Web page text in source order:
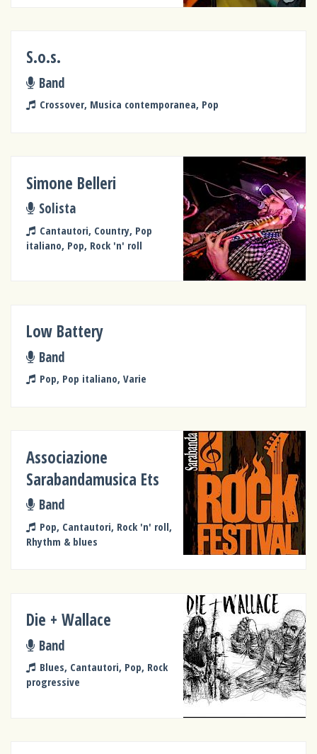
S.o.s.
Band
Crossover, Musica contemporanea, Pop
Simone Belleri
Solista
Cantautori, Country, Pop
italiano, Pop, Rock 'n' roll
Low Battery
Band
Pop, Pop italiano, Varie
Associazione
Sarabandamusica Ets
Band
Pop, Cantautori, Rock 'n' roll,
Rhythm & blues
Die + Wallace
Band
Blues, Cantautori, Pop, Rock
progressive